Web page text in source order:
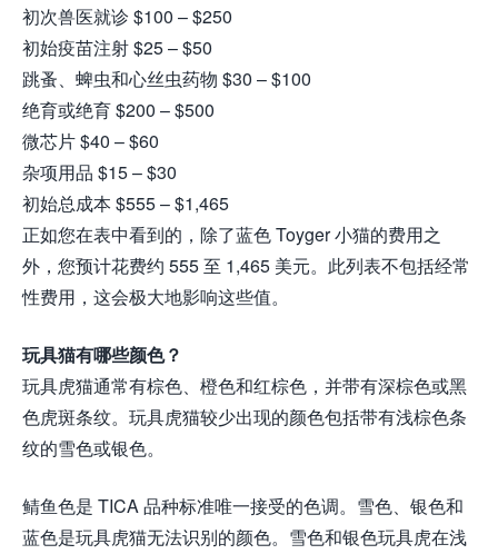
初次兽医就诊 $100 – $250
初始疫苗注射 $25 – $50
跳蚤、蜱虫和心丝虫药物 $30 – $100
绝育或绝育 $200 – $500
微芯片 $40 – $60
杂项用品 $15 – $30
初始总成本 $555 – $1,465
正如您在表中看到的，除了蓝色 Toyger 小猫的费用之
外，您预计花费约 555 至 1,465 美元。此列表不包括经常
性费用，这会极大地影响这些值。
玩具猫有哪些颜色？
玩具虎猫通常有棕色、橙色和红棕色，并带有深棕色或黑
色虎斑条纹。玩具虎猫较少出现的颜色包括带有浅棕色条
纹的雪色或银色。
鲭鱼色是 TICA 品种标准唯一接受的色调。雪色、银色和
蓝色是玩具虎猫无法识别的颜色。雪色和银色玩具虎在浅